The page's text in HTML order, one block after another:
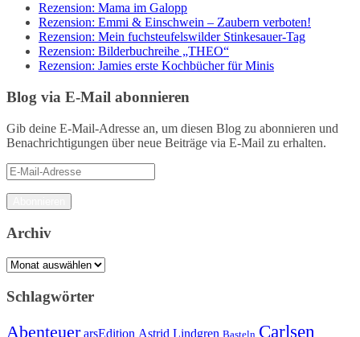
Rezension: Mama im Galopp
Rezension: Emmi & Einschwein – Zaubern verboten!
Rezension: Mein fuchsteufelswilder Stinkesauer-Tag
Rezension: Bilderbuchreihe „THEO“
Rezension: Jamies erste Kochbücher für Minis
Blog via E-Mail abonnieren
Gib deine E-Mail-Adresse an, um diesen Blog zu abonnieren und
Benachrichtigungen über neue Beiträge via E-Mail zu erhalten.
E-
Mail-
Adresse
Archiv
Archiv
Schlagwörter
Abenteuer arsEdition Astrid Lindgren Basteln Carlsen